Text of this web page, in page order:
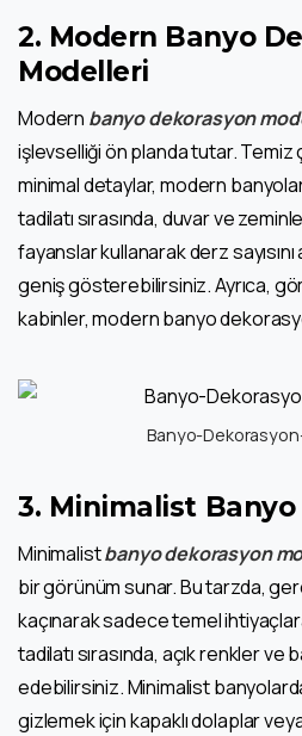
2. Modern Banyo
Modelleri
Modern banyo dekorasyon
işlevselliği ön planda tutar.
minimal detaylar, modern
tadilatı sırasında, duvar ve
fayanslar kullanarak derz
geniş gösterebilirsiniz. Ayrıca,
kabinler, modern banyo
Banyo-
3. Minimalist Banyo
Minimalistbanyo dekorasyon
bir görünüm sunar. Bu tarzda,
kaçınarak sadece temel
tadilatı sırasında, açık renkler ve
edebilirsiniz. Minimalist
gizlemek için kapaklı dolaplar